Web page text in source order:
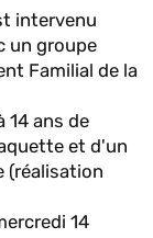
intervenu
un groupe
Familial de la
14 ans de
et d'un
(réalisation
14